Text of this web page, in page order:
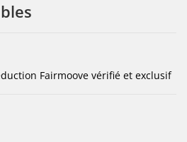
Fairmoove vérifié et exclusif